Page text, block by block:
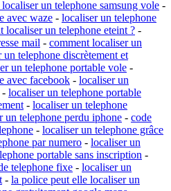
un telephone samsung vole -
avec waze - localiser un telephone
localiser un telephone eteint ? -
mail - comment localiser un
un telephone discrètement et
un telephone portable vole -
avec facebook - localiser un
- localiser un telephone portable
- localiser un telephone
un telephone perdu iphone - code
- localiser un telephone grâce
par numero - localiser un
portable sans inscription -
telephone fixe - localiser un
- la police peut elle localiser un